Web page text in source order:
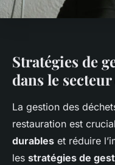
Stratégies de
dans le
La gestion des
restauration est
durables et réduire
les stratégies de